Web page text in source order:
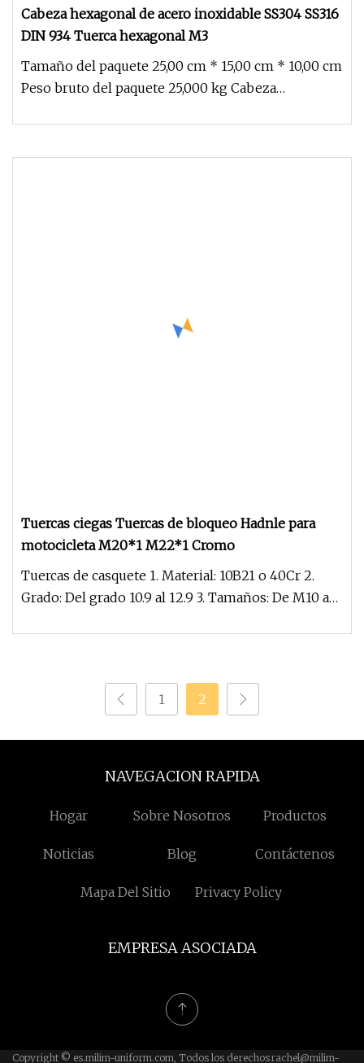
Cabeza hexagonal de acero inoxidable SS304 SS316
DIN 934 Tuerca hexagonal M3
Tamaño del paquete 25,00 cm * 15,00 cm * 10,00 cm
Peso bruto del paquete 25,000 kg Cabeza
Tuercas ciegas Tuercas de bloqueo Hadnle para
motocicleta M20*1 M22*1 Cromo
Tuercas de casquete 1. Material: 10B21 o 40Cr 2.
Grado: Del grado 10.9 al 12.9 3. Tamaños: De M10 a
1 2
NAVEGACION RAPIDA
Hogar Sobre Nosotros Productos
Noticias Blog Contáctenos
Mapa Del Sitio Privacy Policy
EMPRESA ASOCIADA
Copyright © es.milim-uniform.com, Todos los derechosrachel@milim-